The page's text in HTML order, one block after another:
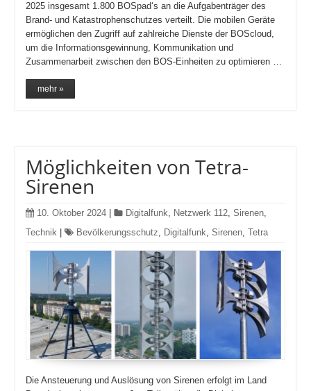
2025 insgesamt 1.800 BOSpad‘s an die Aufgabenträger des
Brand- und Katastrophenschutzes verteilt. Die mobilen Geräte
ermöglichen den Zugriff auf zahlreiche Dienste der BOScloud,
um die Informationsgewinnung, Kommunikation und
Zusammenarbeit zwischen den BOS-Einheiten zu optimieren …
mehr »
Möglichkeiten von Tetra-
Sirenen
10. Oktober 2024 Digitalfunk, Netzwerk 112,Sirenen,
Technik
Bevölkerungsschutz, Digitalfunk,Sirenen,Tetra
Die Ansteuerung und Auslösung von Sirenen erfolgt im Land